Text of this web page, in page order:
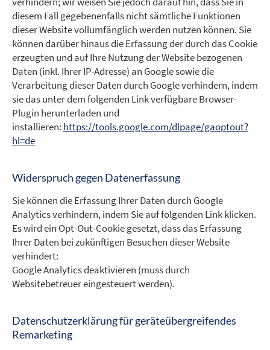
diesem Fall gegebenenfalls nicht sämtliche Funktionen
dieser Website vollumfänglich werden nutzen können. Sie
können darüber hinaus die Erfassung der durch das Cookie
erzeugten und auf Ihre Nutzung der Website bezogenen
Daten (inkl. Ihrer IP-Adresse) an Google sowie die
Verarbeitung dieser Daten durch Google verhindern, indem
sie das unter dem folgenden Link verfügbare Browser-
Plugin herunterladen und
installieren: https://tools.google.com/dlpage/gaoptout?
hl=de
Widerspruch gegen Datenerfassung
Sie können die Erfassung Ihrer Daten durch Google
Analytics verhindern, indem Sie auf folgenden Link klicken.
Es wird ein Opt-Out-Cookie gesetzt, dass das Erfassung
Ihrer Daten bei zukünftigen Besuchen dieser Website
verhindert:
Google Analytics deaktivieren (muss durch
Websitebetreuer eingesteuert werden).
Datenschutzerklärung für geräteübergreifendes
Remarketing